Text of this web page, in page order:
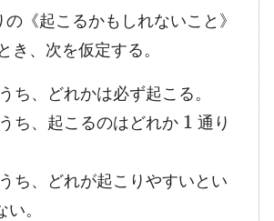
《起こるかもしれないこと》
き、次を仮定する。
ち、どれかは必ず起こる。
ち、起こるのはどれか
1
通り
ち、どれが起こりやすいとい
。